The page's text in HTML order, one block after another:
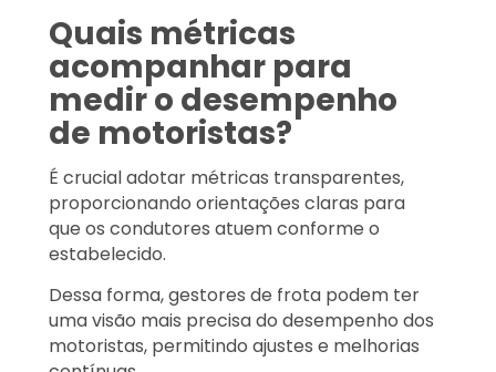
Quais métricas
acompanhar para
medir o desempenho
de motoristas?
É crucial adotar métricas transparentes,
proporcionando orientações claras para
que os condutores atuem conforme o
estabelecido.
Dessa forma, gestores de frota podem ter
uma visão mais precisa do desempenho dos
motoristas, permitindo ajustes e melhorias